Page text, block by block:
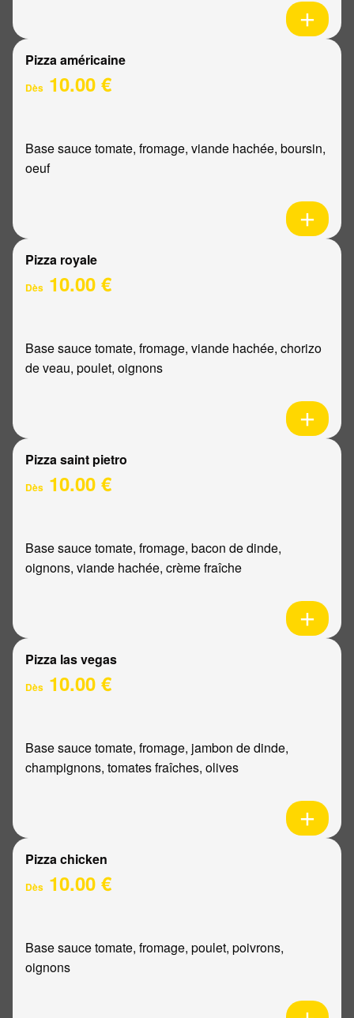
Pizza américaine
Dès 10.00 €
Base sauce tomate, fromage, viande hachée, boursin,
oeuf
Pizza royale
Dès 10.00 €
Base sauce tomate, fromage, viande hachée, chorizo
de veau, poulet, oignons
Pizza saint pietro
Dès 10.00 €
Base sauce tomate, fromage, bacon de dinde,
oignons, viande hachée, crème fraîche
Pizza las vegas
Dès 10.00 €
Base sauce tomate, fromage, jambon de dinde,
champignons, tomates fraîches, olives
Pizza chicken
Dès 10.00 €
Base sauce tomate, fromage, poulet, poivrons,
oignons